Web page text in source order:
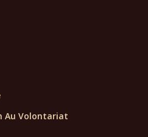
Au Volontariat